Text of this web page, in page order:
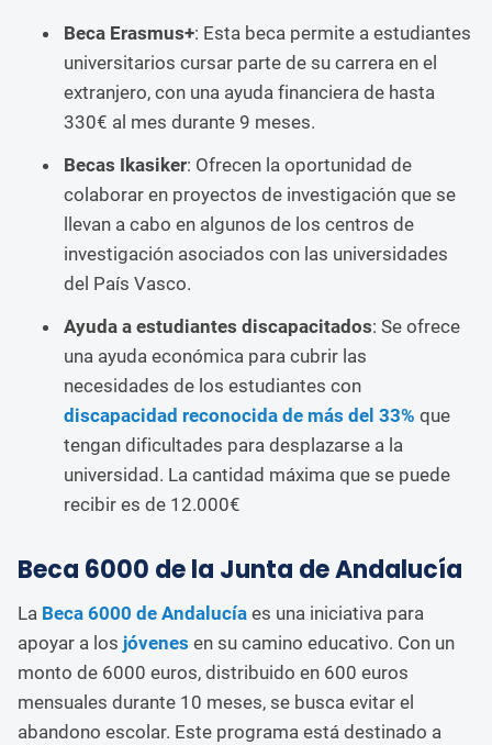
Beca Erasmus+: Esta beca permite a estudiantes
universitarios cursar parte de su carrera en el
extranjero, con una ayuda financiera de hasta
330€ al mes durante 9 meses.
Becas Ikasiker: Ofrecen la oportunidad de
colaborar en proyectos de investigación que se
llevan a cabo en algunos de los centros de
investigación asociados con las universidades
del País Vasco.
Ayuda a estudiantes discapacitados: Se ofrece
una ayuda económica para cubrir las
necesidades de los estudiantes con
discapacidad reconocida de más del 33% que
tengan dificultades para desplazarse a la
universidad. La cantidad máxima que se puede
recibir es de 12.000€
Beca 6000 de la Junta de Andalucía
La Beca 6000 de Andalucía es una iniciativa para
apoyar a los jóvenes en su camino educativo. Con un
monto de 6000 euros, distribuido en 600 euros
mensuales durante 10 meses, se busca evitar el
abandono escolar. Este programa está destinado a